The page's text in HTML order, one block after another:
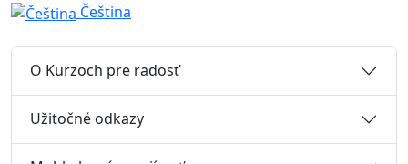
Čeština
O Kurzoch pre radosť
Užitočné odkazy